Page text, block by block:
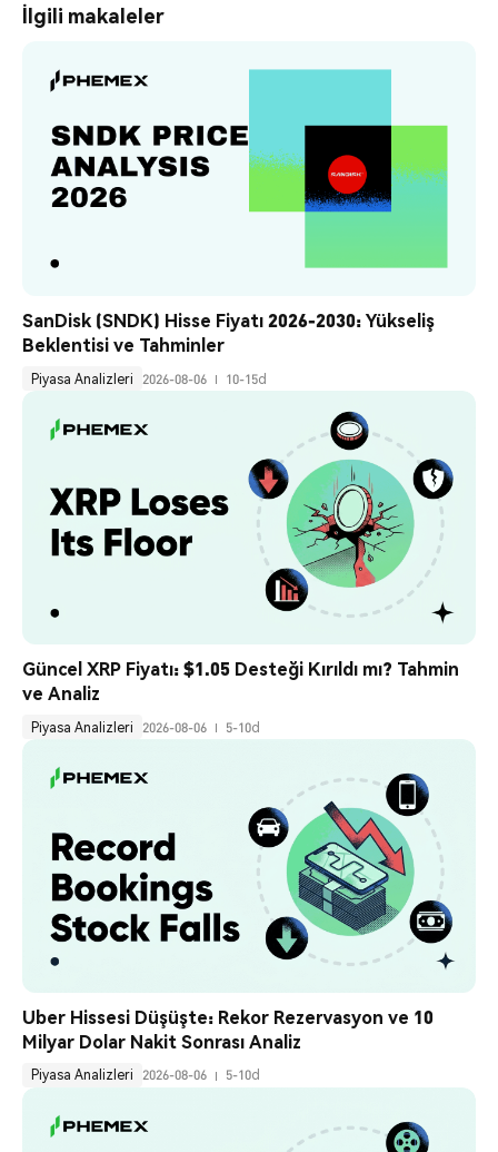
İlgili makaleler
SanDisk (SNDK) Hisse Fiyatı 2026-2030: Yükseliş
Beklentisi ve Tahminler
Piyasa Analizleri 2026-08-06 10-15d
Güncel XRP Fiyatı: $1.05 Desteği Kırıldı mı? Tahmin
ve Analiz
Piyasa Analizleri 2026-08-06 5-10d
Uber Hissesi Düşüşte: Rekor Rezervasyon ve 10
Milyar Dolar Nakit Sonrası Analiz
Piyasa Analizleri 2026-08-06 5-10d